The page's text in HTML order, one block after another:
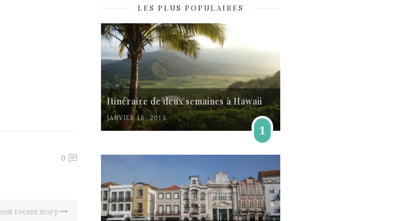
0
recent story
LES PLUS POPULAIRES
Itinéraire de deux semaines à Hawaii
JANVIER 18, 2016
1